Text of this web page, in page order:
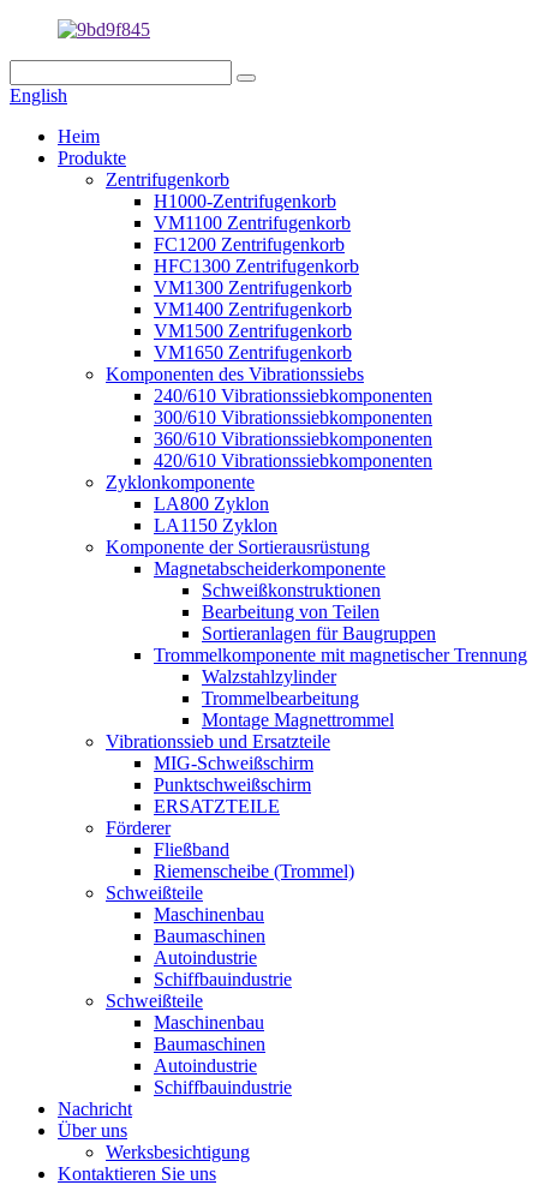
English
Heim
Produkte
Zentrifugenkorb
H1000-Zentrifugenkorb
VM1100 Zentrifugenkorb
FC1200 Zentrifugenkorb
HFC1300 Zentrifugenkorb
VM1300 Zentrifugenkorb
VM1400 Zentrifugenkorb
VM1500 Zentrifugenkorb
VM1650 Zentrifugenkorb
Komponenten des Vibrationssiebs
240/610 Vibrationssiebkomponenten
300/610 Vibrationssiebkomponenten
360/610 Vibrationssiebkomponenten
420/610 Vibrationssiebkomponenten
Zyklonkomponente
LA800 Zyklon
LA1150 Zyklon
Komponente der Sortierausrüstung
Magnetabscheiderkomponente
Schweißkonstruktionen
Bearbeitung von Teilen
Sortieranlagen für Baugruppen
Trommelkomponente mit magnetischer Trennung
Walzstahlzylinder
Trommelbearbeitung
Montage Magnettrommel
Vibrationssieb und Ersatzteile
MIG-Schweißschirm
Punktschweißschirm
ERSATZTEILE
Förderer
Fließband
Riemenscheibe (Trommel)
Schweißteile
Maschinenbau
Baumaschinen
Autoindustrie
Schiffbauindustrie
Schweißteile
Maschinenbau
Baumaschinen
Autoindustrie
Schiffbauindustrie
Nachricht
Über uns
Werksbesichtigung
Kontaktieren Sie uns